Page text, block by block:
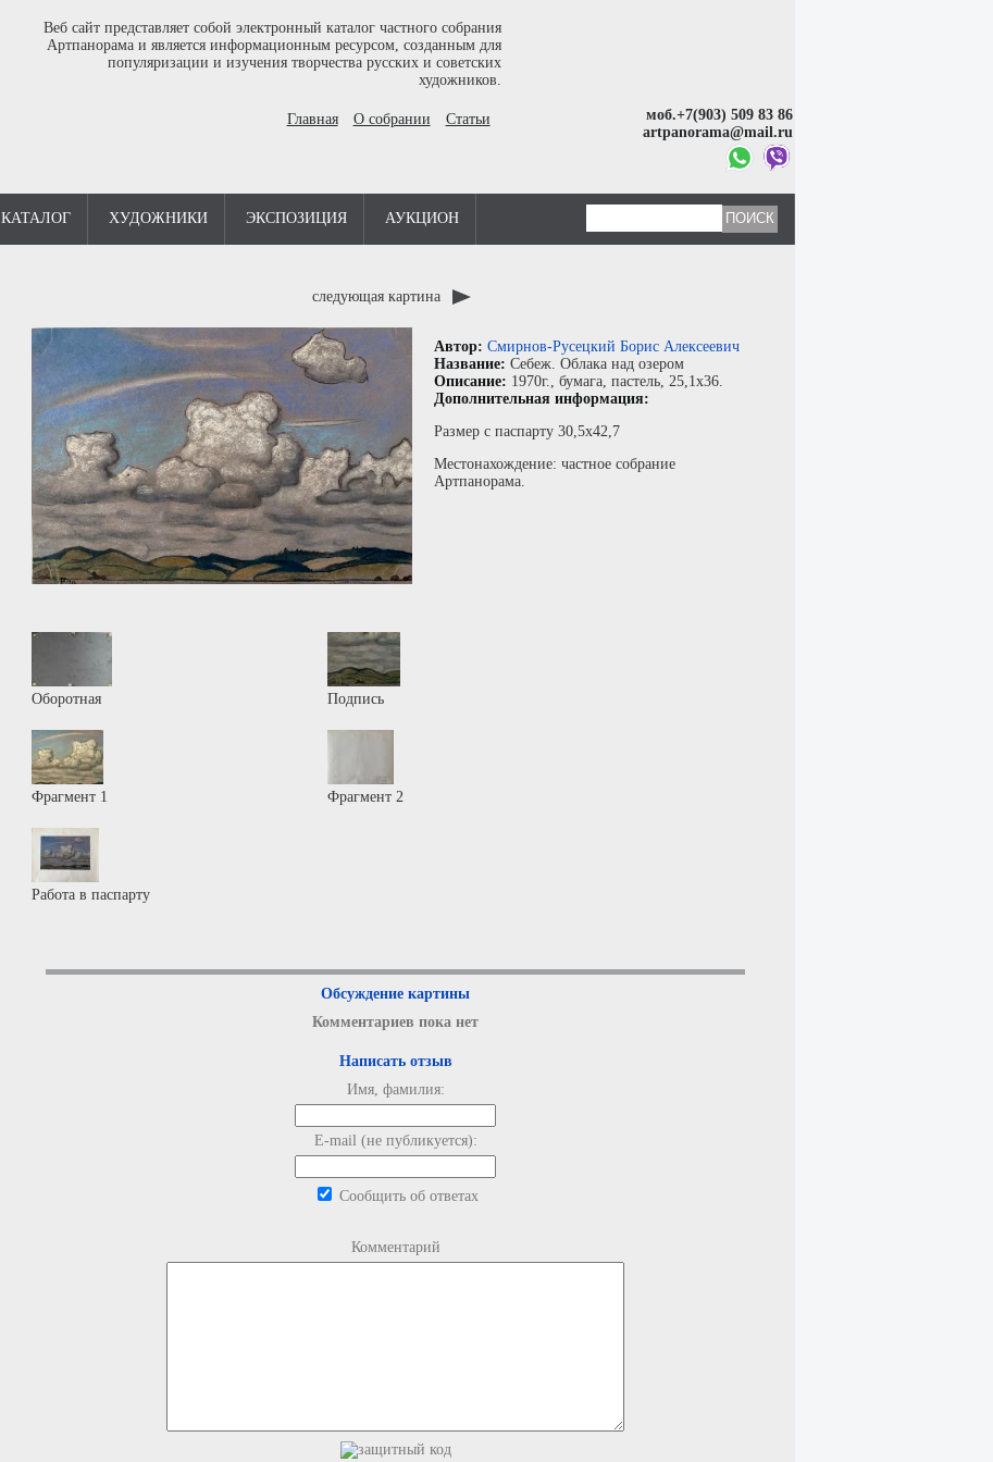
Веб сайт представляет собой электронный каталог частного собрания
Артпанорама и является информационным ресурсом, созданным для
популяризации и изучения творчества русских и советских
художников.
Главная О собрании Статьи
моб.+7(903) 509 83 86
artpanorama@mail.ru
КАТАЛОГ ХУДОЖНИКИ ЭКСПОЗИЦИЯ АУКЦИОН
следующая картина
Автор: Смирнов-Русецкий Борис Алексеевич
Название: Себеж. Облака над озером
Описание: 1970г., бумага, пастель, 25,1x36.
Дополнительная информация:
Размер с паспарту 30,5х42,7
Местонахождение: частное собрание
Артпанорама.
Оборотная Подпись
Фрагмент 1 Фрагмент 2
Работа в паспарту
Обсуждение картины
Комментариев пока нет
Написать отзыв
Имя, фамилия:
E-mail (не публикуется):
Сообщить об ответах
Комментарий